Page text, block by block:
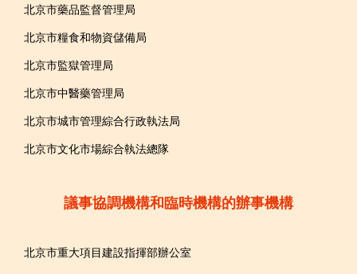
北京市藥品監督管理局
北京市糧食和物資儲備局
北京市監獄管理局
北京市中醫藥管理局
北京市城市管理綜合行政執法局
北京市文化市場綜合執法總隊
議事協調機構和臨時機構的辦事機構
北京市重大項目建設指揮部辦公室